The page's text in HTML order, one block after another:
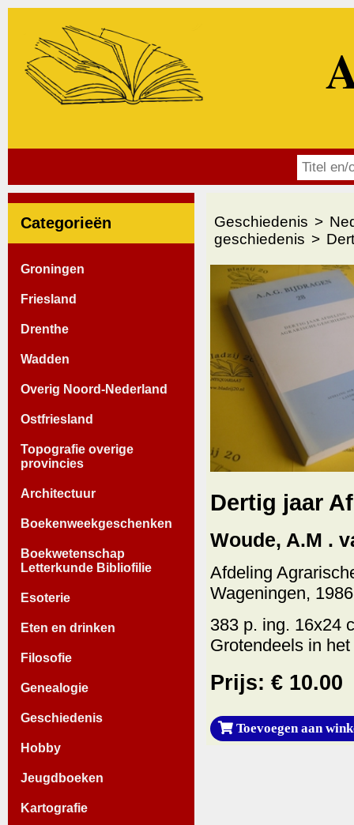
Categorieën
Groningen
Friesland
Drenthe
Wadden
Overig Noord-Nederland
Ostfriesland
Topografie overige
provincies
Architectuur
Boekenweekgeschenken
Boekwetenschap
Letterkunde Bibliofilie
Esoterie
Eten en drinken
Filosofie
Genealogie
Geschiedenis
Hobby
Jeugdboeken
Kartografie
Geschiedenis
geschiedenis
Dertig jaar
Woude, A.M .
Afdeling
Wageningen,
383 p. ing. 16x24
Grotendeels in
Prijs: € 10.00
Toevoegen aan